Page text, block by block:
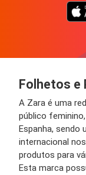
Folhetos e
A Zara é uma
público
Espanha, sendo
internacional
produtos para
Esta marca